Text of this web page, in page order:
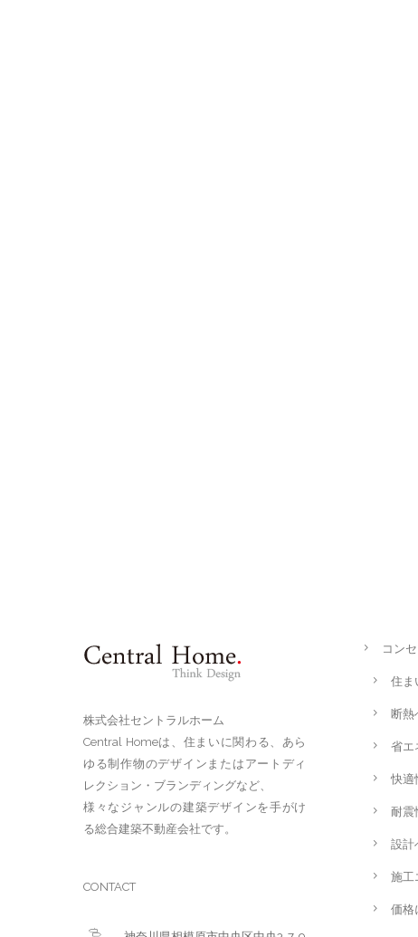
株式会社セントラルホーム
Central Homeは、住まいに関わる、あら
ゆる制作物のデザインまたはアートディ
レクション・ブランディングなど、
様々なジャンルの建築デザインを手がけ
る総合建築不動産会社です。
CONTACT
コン
住ま
断熱
省エ
快適
耐震
設計
施工
価格